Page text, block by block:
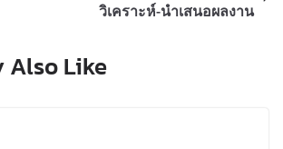
วิเคราะห์-นำเสนอผลงาน
Also Like